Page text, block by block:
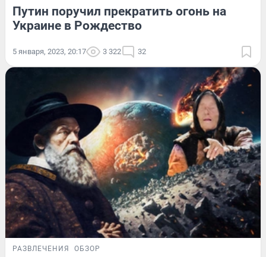
Путин поручил прекратить огонь на
Украине в Рождество
5 января, 2023, 20:17 3 322 32
РАЗВЛЕЧЕНИЯ ОБЗОР